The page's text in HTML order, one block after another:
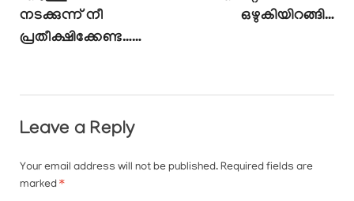
നടക്കുന്ന് നീ
പ്രതീക്ഷിക്കേണ്ട……
ഒഴുകിയിറങ്ങി…
Leave a Reply
Your email address will not be published. Required fields are
marked *